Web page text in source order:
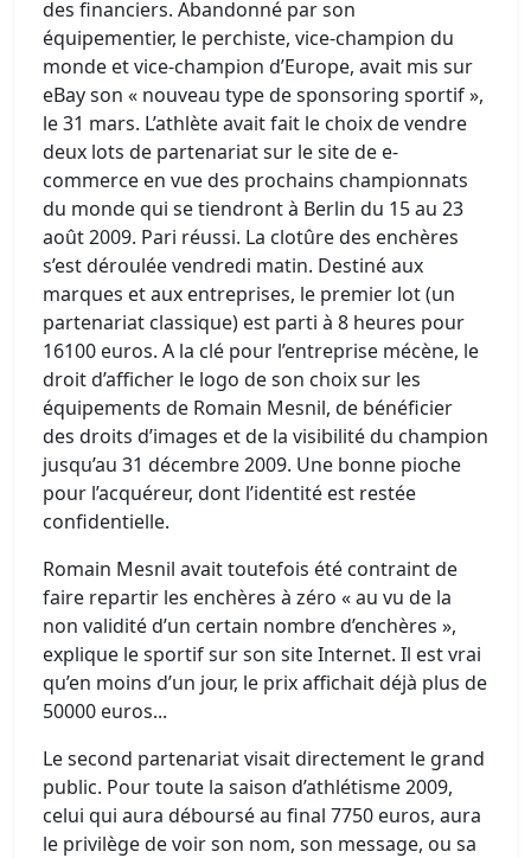
des financiers. Abandonné par son
équipementier, le perchiste, vice-champion du
monde et vice-champion d’Europe, avait mis sur
eBay son « nouveau type de sponsoring sportif »,
le 31 mars. L’athlète avait fait le choix de vendre
deux lots de partenariat sur le site de e-
commerce en vue des prochains championnats
du monde qui se tiendront à Berlin du 15 au 23
août 2009. Pari réussi. La clotûre des enchères
s’est déroulée vendredi matin. Destiné aux
marques et aux entreprises, le premier lot (un
partenariat classique) est parti à 8 heures pour
16100 euros. A la clé pour l’entreprise mécène, le
droit d’afficher le logo de son choix sur les
équipements de Romain Mesnil, de bénéficier
des droits d’images et de la visibilité du champion
jusqu’au 31 décembre 2009. Une bonne pioche
pour l’acquéreur, dont l’identité est restée
confidentielle.
Romain Mesnil avait toutefois été contraint de
faire repartir les enchères à zéro « au vu de la
non validité d’un certain nombre d’enchères »,
explique le sportif sur son site Internet. Il est vrai
qu’en moins d’un jour, le prix affichait déjà plus de
50000 euros...
Le second partenariat visait directement le grand
public. Pour toute la saison d’athlétisme 2009,
celui qui aura déboursé au final 7750 euros, aura
le privilège de voir son nom, son message, ou sa